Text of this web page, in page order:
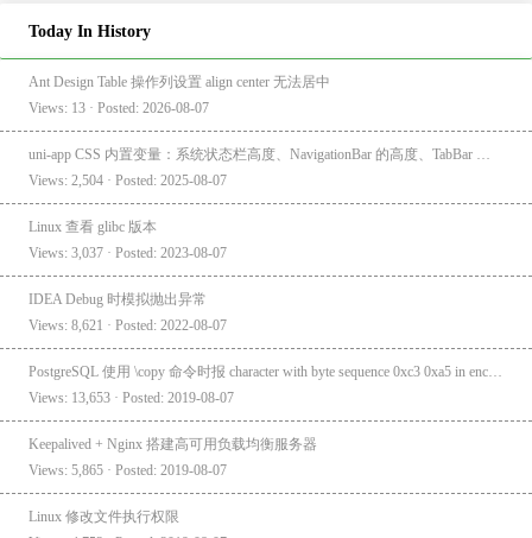
Today In History
Ant Design Table 操作列设置 align center 无法居中
Views: 13 · Posted: 2026-08-07
Views: 2,504 · Posted: 2025-08-07
Linux 查看 glibc 版本
Views: 3,037 · Posted: 2023-08-07
IDEA Debug 时模拟抛出异常
Views: 8,621 · Posted: 2022-08-07
Views: 13,653 · Posted: 2019-08-07
Keepalived + Nginx 搭建高可用负载均衡服务器
Views: 5,865 · Posted: 2019-08-07
Linux 修改文件执行权限